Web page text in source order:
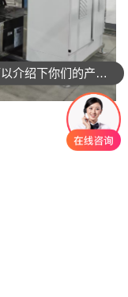
可以介绍下你们的产品么